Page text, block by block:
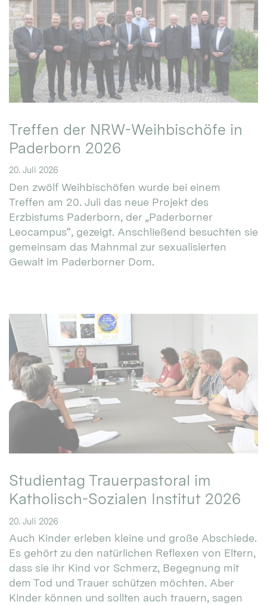
Treffen der NRW-Weihbischöfe in
Paderborn 2026
20. Juli 2026
Den zwölf Weihbischöfen wurde bei einem
Treffen am 20. Juli das neue Projekt des
Erzbistums Paderborn, der „Paderborner
Leocampus“, gezeigt. Anschließend besuchten sie
gemeinsam das Mahnmal zur sexualisierten
Gewalt im Paderborner Dom.
Studientag Trauerpastoral im
Katholisch-Sozialen Institut 2026
20. Juli 2026
Auch Kinder erleben kleine und große Abschiede.
Es gehört zu den natürlichen Reflexen von Eltern,
dass sie ihr Kind vor Schmerz, Begegnung mit
dem Tod und Trauer schützen möchten. Aber
Kinder können und sollten auch trauern, sagen